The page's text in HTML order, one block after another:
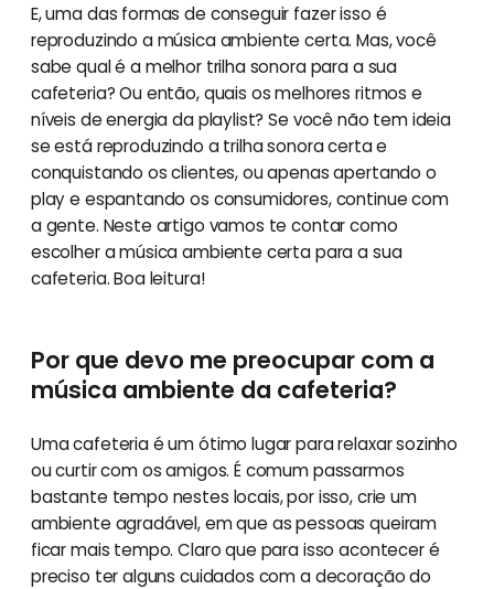
E, uma das formas de conseguir fazer isso é
reproduzindo a música ambiente certa. Mas, você
sabe qual é a melhor trilha sonora para a sua
cafeteria? Ou então, quais os melhores ritmos e
níveis de energia da playlist? Se você não tem ideia
se está reproduzindo a trilha sonora certa e
conquistando os clientes, ou apenas apertando o
play e espantando os consumidores, continue com
a gente. Neste artigo vamos te contar como
escolher a música ambiente certa para a sua
cafeteria. Boa leitura!
Por que devo me preocupar com a
música ambiente da cafeteria?
Uma cafeteria é um ótimo lugar para relaxar sozinho
ou curtir com os amigos. É comum passarmos
bastante tempo nestes locais, por isso, crie um
ambiente agradável, em que as pessoas queiram
ficar mais tempo. Claro que para isso acontecer é
preciso ter alguns cuidados com a decoração do